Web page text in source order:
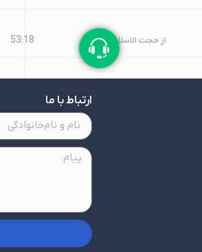
از حجت الاسلام قنبریان 53:18
ارتباط با ما